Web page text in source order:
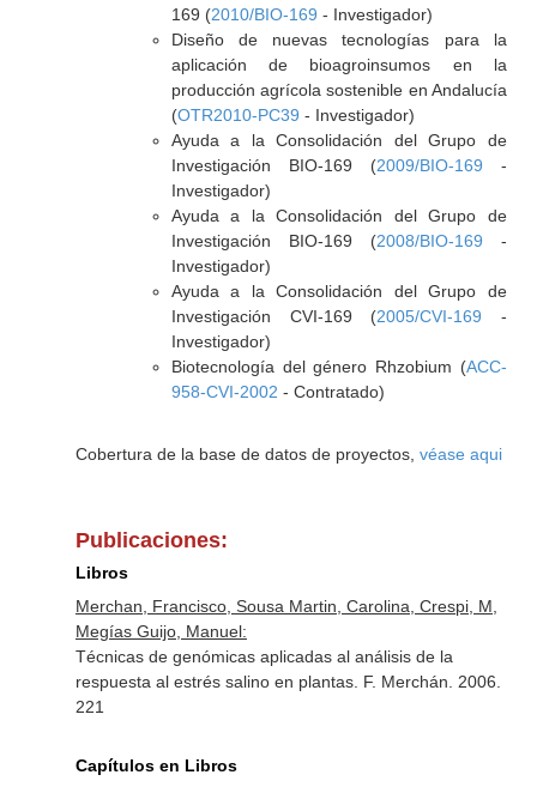
169 (2010/BIO-169 - Investigador)
Diseño de nuevas tecnologías para la
aplicación de bioagroinsumos en la
producción agrícola sostenible en Andalucía
(OTR2010-PC39 - Investigador)
Ayuda a la Consolidación del Grupo de
Investigación BIO-169 (2009/BIO-169 -
Investigador)
Ayuda a la Consolidación del Grupo de
Investigación BIO-169 (2008/BIO-169 -
Investigador)
Ayuda a la Consolidación del Grupo de
Investigación CVI-169 (2005/CVI-169 -
Investigador)
Biotecnología del género Rhzobium (ACC-
958-CVI-2002 - Contratado)
Cobertura de la base de datos de proyectos, véase aqui
Publicaciones:
Libros
Merchan, Francisco, Sousa Martin, Carolina, Crespi, M,
Megías Guijo, Manuel:
Técnicas de genómicas aplicadas al análisis de la
respuesta al estrés salino en plantas. F. Merchán. 2006.
221
Capítulos en Libros